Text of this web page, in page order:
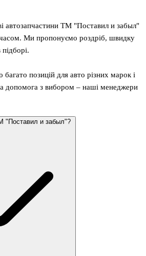
автозапчастини ТМ "Поставил и забыл"
часом. Ми пропонуємо роздріб, швидку
багато позицій для авто різних марок і
допомога з вибором – наші менеджери
"Поставил и забыл"?